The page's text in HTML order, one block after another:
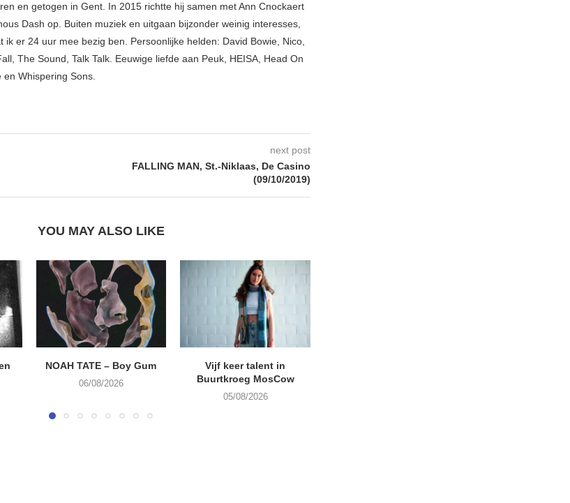
en getogen in Gent. In 2015 richtte hij samen met Ann Cnockaert
Dash op. Buiten muziek en uitgaan bijzonder weinig interesses,
ik er 24 uur mee bezig ben. Persoonlijke helden: David Bowie, Nico,
The Sound, Talk Talk. Eeuwige liefde aan Peuk, HEISA, Head On
en Whispering Sons.
next post
FALLING MAN, St.-Niklaas, De Casino
(09/10/2019)
YOU MAY ALSO LIKE
NOAH TATE – Boy Gum
06/08/2026
Vijf keer talent in
Buurtkroeg MosCow
05/08/2026